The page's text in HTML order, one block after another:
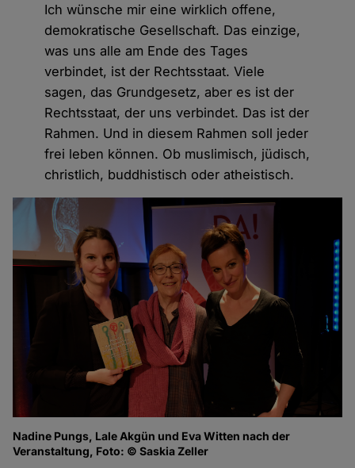
Ich wünsche mir eine wirklich offene,
demokratische Gesellschaft. Das einzige,
was uns alle am Ende des Tages
verbindet, ist der Rechtsstaat. Viele
sagen, das Grundgesetz, aber es ist der
Rechtsstaat, der uns verbindet. Das ist der
Rahmen. Und in diesem Rahmen soll jeder
frei leben können. Ob muslimisch, jüdisch,
christlich, buddhistisch oder atheistisch.
Nadine Pungs, Lale Akgün und Eva Witten nach der
Veranstaltung, Foto: © Saskia Zeller